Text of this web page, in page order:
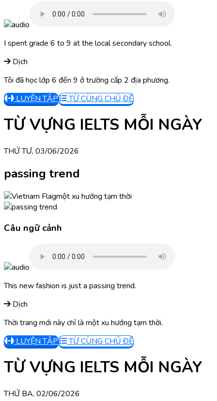
I spent grade 6 to 9 at the local secondary school.
Dịch
Tôi đã học lớp 6 đến 9 ở trường cấp 2 địa phương.
LUYỆN TẬP
TỪ CÙNG CHỦ ĐỀ
TỪ VỰNG IELTS MỖI NGÀY
THỨ TƯ, 03/06/2026
passing trend
một xu hướng tạm thời
Câu ngữ cảnh
This new fashion is just a passing trend.
Dịch
Thời trang mới này chỉ là một xu hướng tạm thời.
LUYỆN TẬP
TỪ CÙNG CHỦ ĐỀ
TỪ VỰNG IELTS MỖI NGÀY
THỨ BA, 02/06/2026